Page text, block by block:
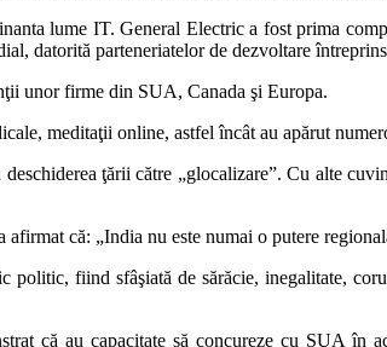
lume IT. General Electric a fost prima
datorită parteneriatelor de dezvoltare
unor firme din SUA, Canada şi Europa.
meditaţii online, astfel încât au apărut
ţării către „glocalizare”. Cu alte
că: „India nu este numai o putere
fiind sfâşiată de sărăcie, inegalitate,
că au capacitate să concureze cu SUA în